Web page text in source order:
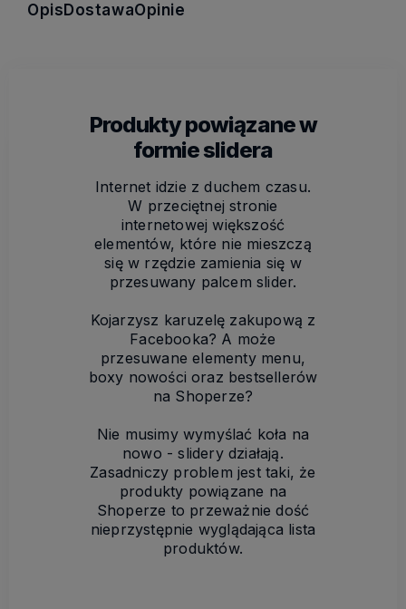
Opis DostawaOpinie
Produkty powiązane w
formie slidera
Internet idzie z duchem czasu.
W przeciętnej stronie
internetowej większość
elementów, które nie mieszczą
się w rzędzie zamienia się w
przesuwany palcem slider.
Kojarzysz karuzelę zakupową z
Facebooka? A może
przesuwane elementy menu,
boxy nowości oraz bestsellerów
na Shoperze?
Nie musimy wymyślać koła na
nowo - slidery działają.
Zasadniczy problem jest taki, że
produkty powiązane na
Shoperze to przeważnie dość
nieprzystępnie wyglądająca lista
produktów.